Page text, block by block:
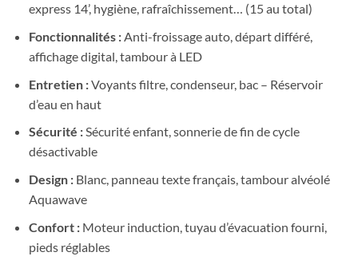
express 14’, hygiène, rafraîchissement… (15 au total)
Fonctionnalités :Anti-froissage auto, départ différé,
affichage digital, tambour à LED
Entretien :Voyants filtre, condenseur, bac – Réservoir
d’eau en haut
Sécurité :Sécurité enfant, sonnerie de fin de cycle
désactivable
Design : Blanc, panneau texte français, tambour alvéolé
Aquawave
Confort : Moteur induction, tuyau d’évacuation fourni,
pieds réglables